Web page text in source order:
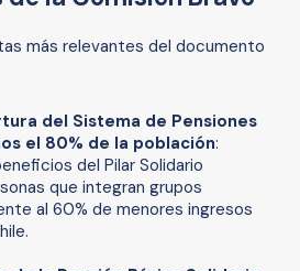
más relevantes del documento
del Sistema de Pensiones
el 80% de la población:
del Pilar Solidario
que integran grupos
al 60% de menores ingresos